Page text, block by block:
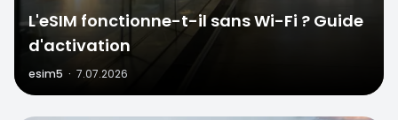
L'eSIM fonctionne-t-il sans Wi-Fi ? Guide
d'activation
esim5 · 7.07.2026